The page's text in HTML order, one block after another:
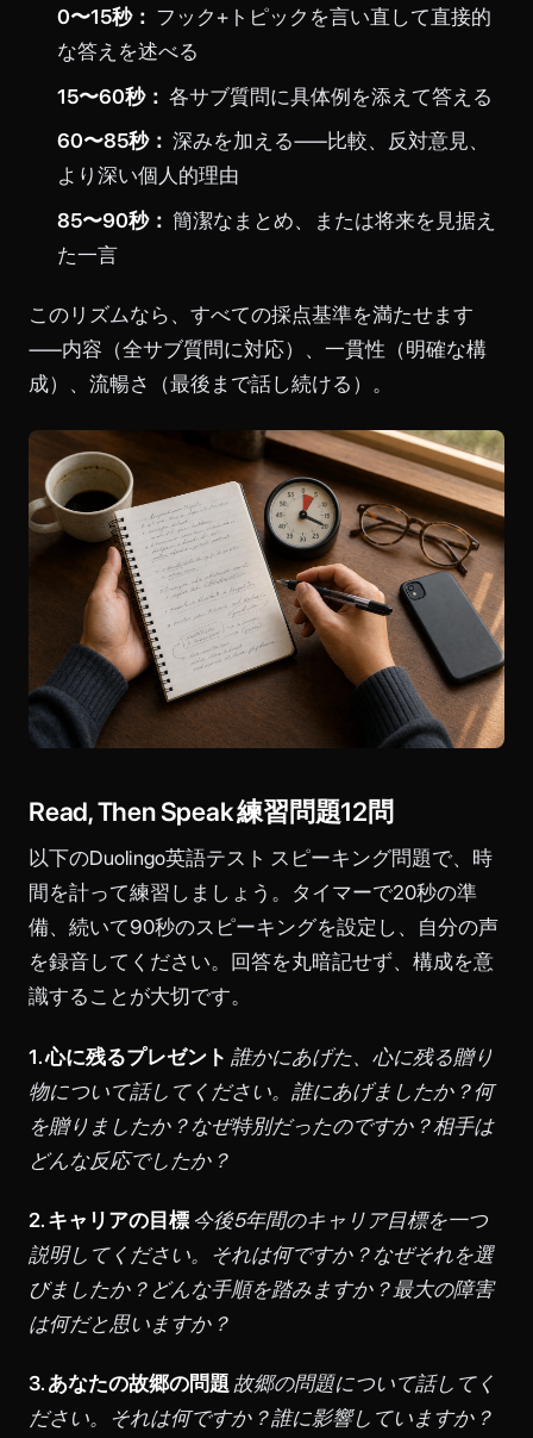
0〜15秒： フック+トピックを言い直して直接的
な答えを述べる
15〜60秒： 各サブ質問に具体例を添えて答える
60〜85秒： 深みを加える——比較、反対意見、
より深い個人的理由
85〜90秒： 簡潔なまとめ、または将来を見据え
た一言
このリズムなら、すべての採点基準を満たせます
——内容（全サブ質問に対応）、一貫性（明確な構
成）、流暢さ（最後まで話し続ける）。
Read, Then Speak 練習問題12問
以下のDuolingo英語テスト スピーキング問題で、時
間を計って練習しましょう。タイマーで20秒の準
備、続いて90秒のスピーキングを設定し、自分の声
を録音してください。回答を丸暗記せず、構成を意
識することが大切です。
1. 心に残るプレゼント 誰かにあげた、心に残る贈り
物について話してください。誰にあげましたか？何
を贈りましたか？なぜ特別だったのですか？相手は
どんな反応でしたか？
2. キャリアの目標 今後5年間のキャリア目標を一つ
説明してください。それは何ですか？なぜそれを選
びましたか？どんな手順を踏みますか？最大の障害
は何だと思いますか？
3. あなたの故郷の問題 故郷の問題について話してく
ださい。それは何ですか？誰に影響していますか？